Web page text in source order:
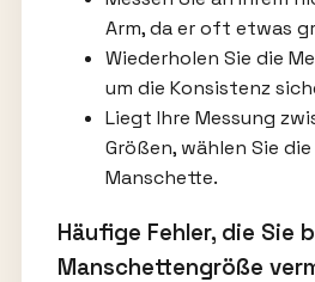
Arm, da er oft etwas
Wiederholen Sie die
um die Konsistenz
Liegt Ihre Messung
Größen, wählen Sie
Manschette.
Häufige Fehler, die Sie
Manschettengröße